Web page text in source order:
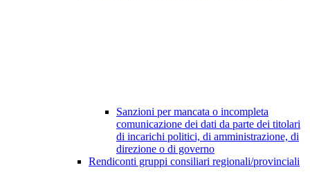
Sanzioni per mancata o incompleta
comunicazione dei dati da parte dei titolari
di incarichi politici, di amministrazione, di
direzione o di governo
Rendiconti gruppi consiliari regionali/provinciali